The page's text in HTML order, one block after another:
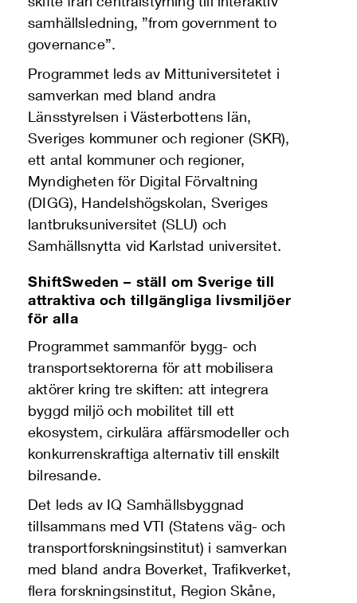
samhällsledning, ”from government to
governance”.
Programmet leds av Mittuniversitetet i
samverkan med bland andra
Länsstyrelsen i Västerbottens län,
Sveriges kommuner och regioner (SKR),
ett antal kommuner och regioner,
Myndigheten för Digital Förvaltning
(DIGG), Handelshögskolan, Sveriges
lantbruksuniversitet (SLU) och
Samhällsnytta vid Karlstad universitet.
ShiftSweden – ställ om Sverige till
attraktiva och tillgängliga livsmiljöer
för alla
Programmet sammanför bygg- och
transportsektorerna för att mobilisera
aktörer kring tre skiften: att integrera
byggd miljö och mobilitet till ett
ekosystem, cirkulära affärsmodeller och
konkurrenskraftiga alternativ till enskilt
bilresande.
Det leds av IQ Samhällsbyggnad
tillsammans med VTI (Statens väg- och
transportforskningsinstitut) i samverkan
med bland andra Boverket, Trafikverket,
flera forskningsinstitut, Region Skåne,